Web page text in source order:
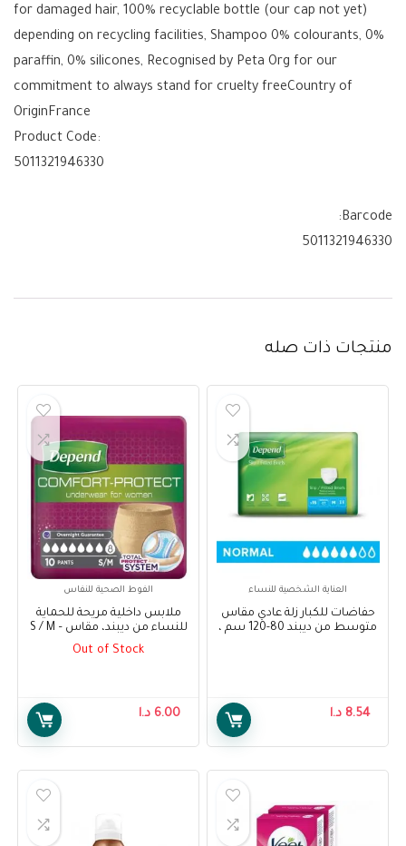
for damaged hair, 100% recyclable bottle (our cap not yet)
depending on recycling facilities, Shampoo 0% colourants, 0%
paraffin, 0% silicones, Recognised by Peta Org for our
commitment to always stand for cruelty freeCountry of
OriginFrance
Product Code:
5011321946330
Barcode:
5011321946330
منتجات ذات صله
العناية الشخصية للنساء
حفاضات للكبار زلة عادي مقاس
متوسط من ديبند 80-120 سم ،
8.54 د.ا
الفوط الصحية للنفاس
ملابس داخلية مريحة للحماية
للنساء من ديبند، مقاس S / M –
Depend Comfort Protect
Out of Stock
6.00 د.ا